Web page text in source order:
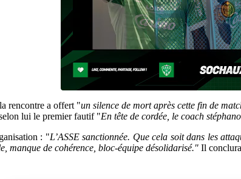
rencontre a offert "un silence de mort après cette fin de
lui le premier fautif "En tête de cordée, le coach
: "L’ASSE sanctionnée. Que cela soit dans les
manque de cohérence, bloc-équipe désolidarisé." Il